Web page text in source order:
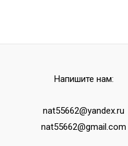
Напишите нам:
nat55662@yandex.ru
nat55662@gmail.com